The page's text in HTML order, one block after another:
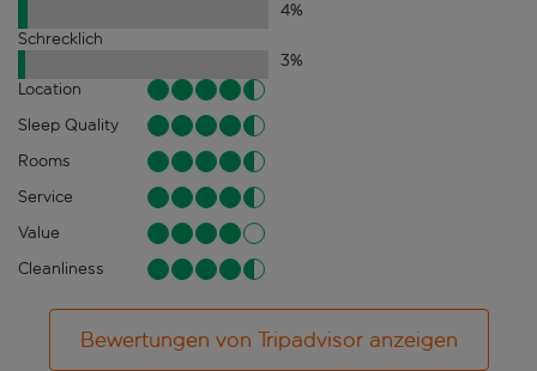
4%
Schrecklich
3%
Location
Sleep Quality
Rooms
Service
Value
Cleanliness
Bewertungen von Tripadvisor anzeigen